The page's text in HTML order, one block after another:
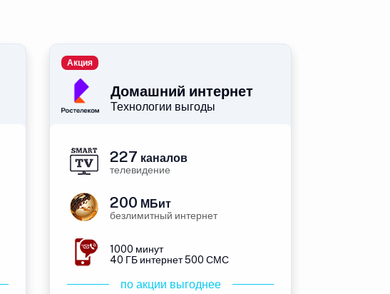
Домашний интернет
Технологии выгоды
Акция
227 каналов
телевидение
200 МБит
безлимитный интернет
1000 минут
40 ГБ интернет 500 СМС
по акции выгоднее